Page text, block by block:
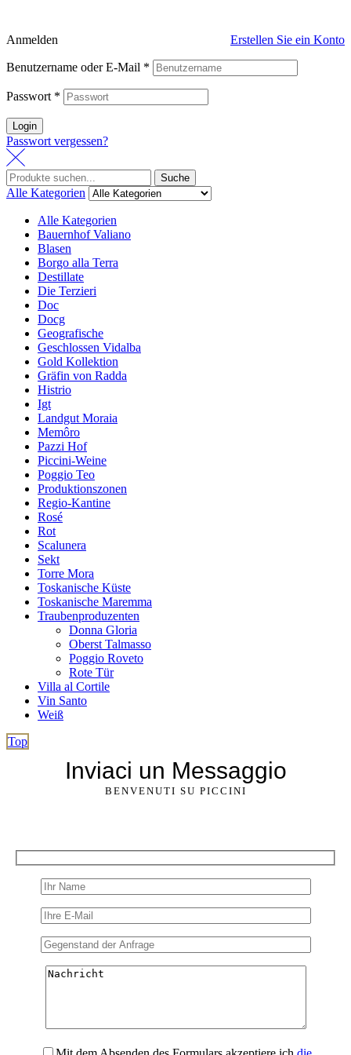
Anmelden Erstellen Sie ein Konto
Benutzername oder E-Mail *
Passwort *
Login
Passwort vergessen?
Suche
Alle Kategorien
Alle Kategorien
Bauernhof Valiano
Blasen
Borgo alla Terra
Destillate
Die Terzieri
Doc
Docg
Geografische
Geschlossen Vidalba
Gold Kollektion
Gräfin von Radda
Histrio
Igt
Landgut Moraia
Memôro
Pazzi Hof
Piccini-Weine
Poggio Teo
Produktionszonen
Regio-Kantine
Rosé
Rot
Scalunera
Sekt
Torre Mora
Toskanische Küste
Toskanische Maremma
Traubenproduzenten
Donna Gloria
Oberst Talmasso
Poggio Roveto
Rote Tür
Villa al Cortile
Vin Santo
Weiß
Top
Inviaci un Messaggio
BENVENUTI SU PICCINI